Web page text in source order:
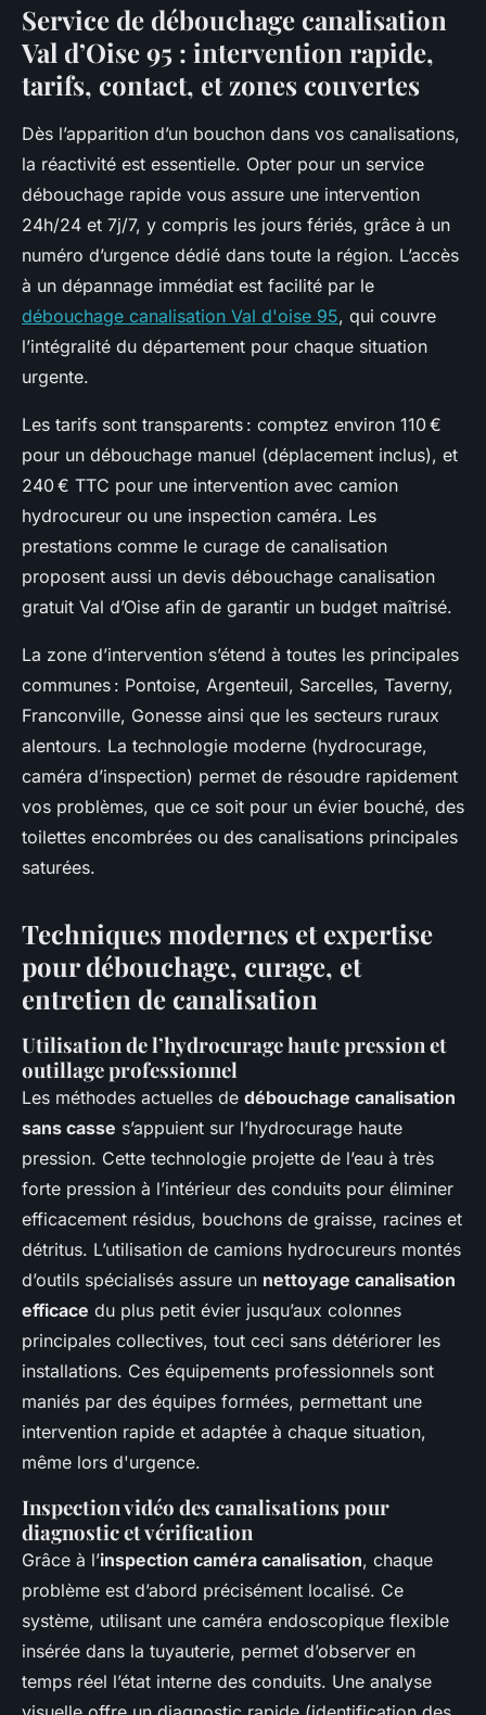
Service de débouchage canalisation
Val d’Oise 95 : intervention rapide,
tarifs, contact, et zones couvertes
Dès l’apparition d’un bouchon dans vos canalisations,
la réactivité est essentielle. Opter pour un service
débouchage rapide vous assure une intervention
24h/24 et 7j/7, y compris les jours fériés, grâce à un
numéro d’urgence dédié dans toute la région. L’accès
à un dépannage immédiat est facilité par le
débouchage canalisation Val d'oise 95, qui couvre
l’intégralité du département pour chaque situation
urgente.
Les tarifs sont transparents : comptez environ 110 €
pour un débouchage manuel (déplacement inclus), et
240 € TTC pour une intervention avec camion
hydrocureur ou une inspection caméra. Les
prestations comme le curage de canalisation
proposent aussi un devis débouchage canalisation
gratuit Val d’Oise afin de garantir un budget maîtrisé.
La zone d’intervention s’étend à toutes les principales
communes : Pontoise, Argenteuil, Sarcelles, Taverny,
Franconville, Gonesse ainsi que les secteurs ruraux
alentours. La technologie moderne (hydrocurage,
caméra d’inspection) permet de résoudre rapidement
vos problèmes, que ce soit pour un évier bouché, des
toilettes encombrées ou des canalisations principales
saturées.
Techniques modernes et expertise
pour débouchage, curage, et
entretien de canalisation
Utilisation de l’hydrocurage haute pression et
outillage professionnel
Les méthodes actuelles de débouchage canalisation
sans casse s’appuient sur l’hydrocurage haute
pression. Cette technologie projette de l’eau à très
forte pression à l’intérieur des conduits pour éliminer
efficacement résidus, bouchons de graisse, racines et
détritus. L’utilisation de camions hydrocureurs montés
d’outils spécialisés assure un nettoyage canalisation
efficace du plus petit évier jusqu’aux colonnes
principales collectives, tout ceci sans détériorer les
installations. Ces équipements professionnels sont
maniés par des équipes formées, permettant une
intervention rapide et adaptée à chaque situation,
même lors d'urgence.
Inspection vidéo des canalisations pour
diagnostic et vérification
Grâce à l’inspection caméra canalisation, chaque
problème est d’abord précisément localisé. Ce
système, utilisant une caméra endoscopique flexible
insérée dans la tuyauterie, permet d’observer en
temps réel l’état interne des conduits. Une analyse